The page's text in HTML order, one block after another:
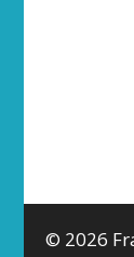
© 2026